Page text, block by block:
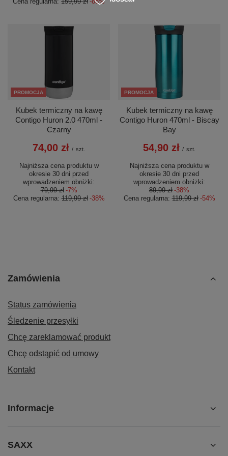
PROMOCJA
Kubek termiczny na kawę
Contigo Huron 2.0 470ml -
Czarny
74,00 zł / szt.
Najniższa cena produktu w
okresie 30 dni przed
wprowadzeniem obniżki:
79,99 zł -7%
Cena regularna:119,99 zł -38%
PROMOCJA
Kubek termiczny na kawę
Contigo Huron 470ml - Biscay
Bay
54,90 zł / szt.
Najniższa cena produktu w
okresie 30 dni przed
wprowadzeniem obniżki:
89,99 zł -38%
Cena regularna:119,99 zł -54%
Zamówienia
Status zamówienia
Śledzenie przesyłki
Chcę zareklamować produkt
Chcę odstąpić od umowy
Kontakt
Informacje
SAXX